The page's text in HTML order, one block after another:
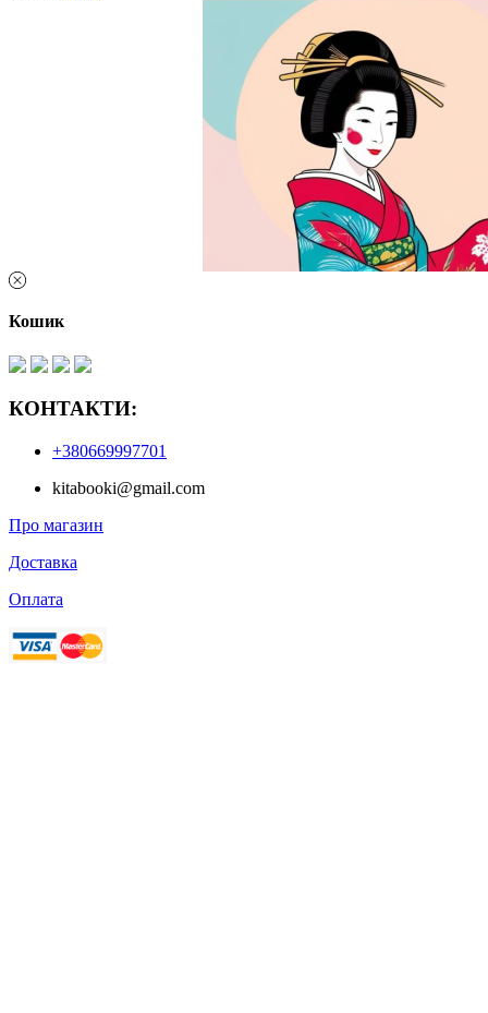
Кошик
КОНТАКТИ:
+380669997701
kitabooki@gmail.com
Про магазин
Доставка
Оплата